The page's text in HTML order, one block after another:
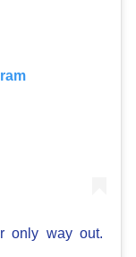
only way out.